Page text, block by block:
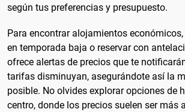
según tus preferencias y presupuesto.
Para encontrar alojamientos
en temporada baja o reservar con
ofrece alertas de precios que te
tarifas disminuyan, asegurándote así la
posible. No olvides explorar opciones de
centro, donde los precios suelen ser más